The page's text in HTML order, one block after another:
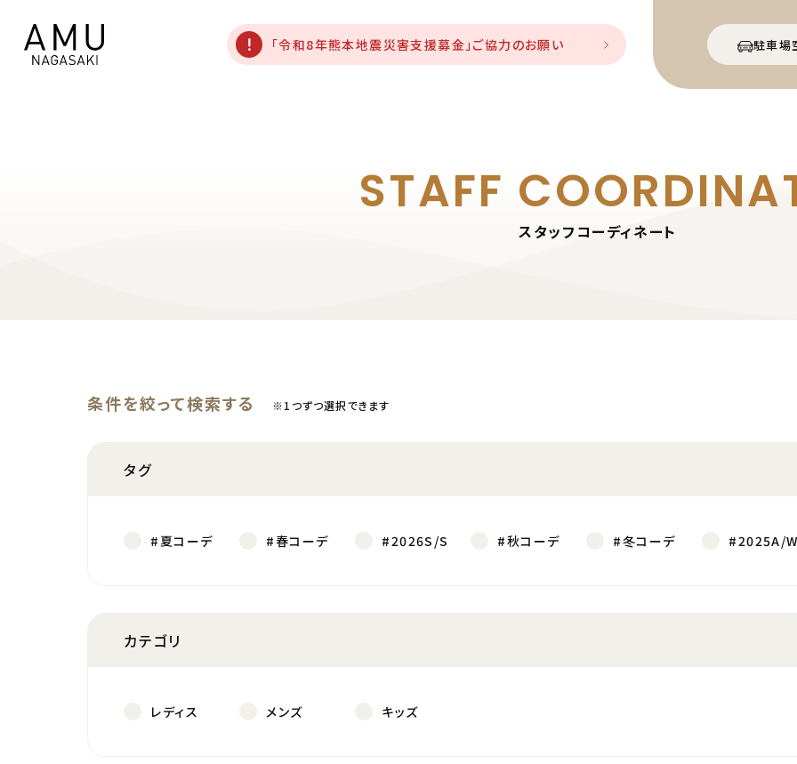
駐車場
「令和8年熊本地震災害支援募金」ご協力のお願い
STAFF
スタッフコーディネート
条件を絞って検索する ※1つずつ選択できます
タグ
#夏コーデ #春コーデ #2026S/S #秋コーデ #冬コーデ #2025A/
カテゴリ
レディス メンズ キッズ